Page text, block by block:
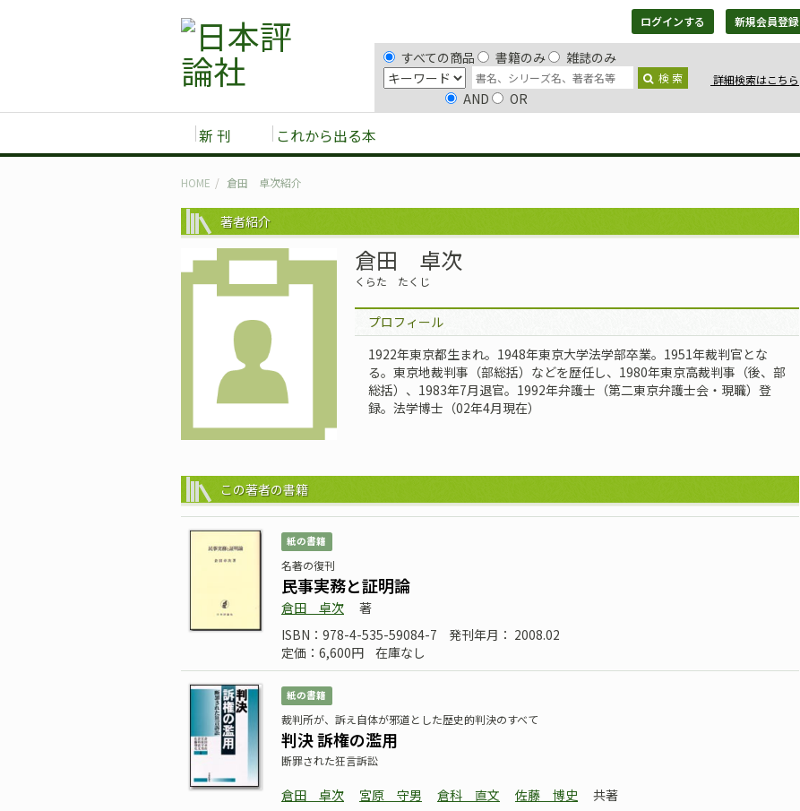
ログインする 新規会員登録
すべての商品 書籍のみ 雑誌のみ
検 索 詳細検索はこちら
AND OR
新 刊 これから出る本
HOME 倉田 卓次紹介
著者紹介
倉田 卓次
くらた たくじ
プロフィール
1922年東京都生まれ。1948年東京大学法学部卒業。1951年裁判官とな
る。東京地裁判事（部総括）などを歴任し、1980年東京高裁判事（後、部
総括）、1983年7月退官。1992年弁護士（第二東京弁護士会・現職）登
録。法学博士（02年4月現在）
この著者の書籍
紙の書籍
名著の復刊
民事実務と証明論
倉田 卓次
著
ISBN：978-4-535-59084-7
発刊年月： 2008.02
定価：6,600円
在庫なし
紙の書籍
裁判所が、訴え自体が邪道とした歴史的判決のすべて
判決 訴権の濫用
断罪された狂言訴訟
倉田 卓次 宮原 守男 倉科 直文 佐藤 博史
共著